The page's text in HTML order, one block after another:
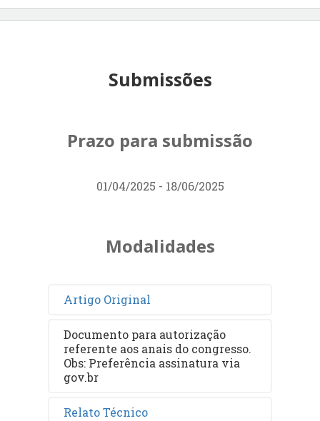
Submissões
Prazo para submissão
01/04/2025 - 18/06/2025
Modalidades
Artigo Original
Documento para autorização
referente aos anais do congresso.
Obs: Preferência assinatura via
gov.br
Relato Técnico